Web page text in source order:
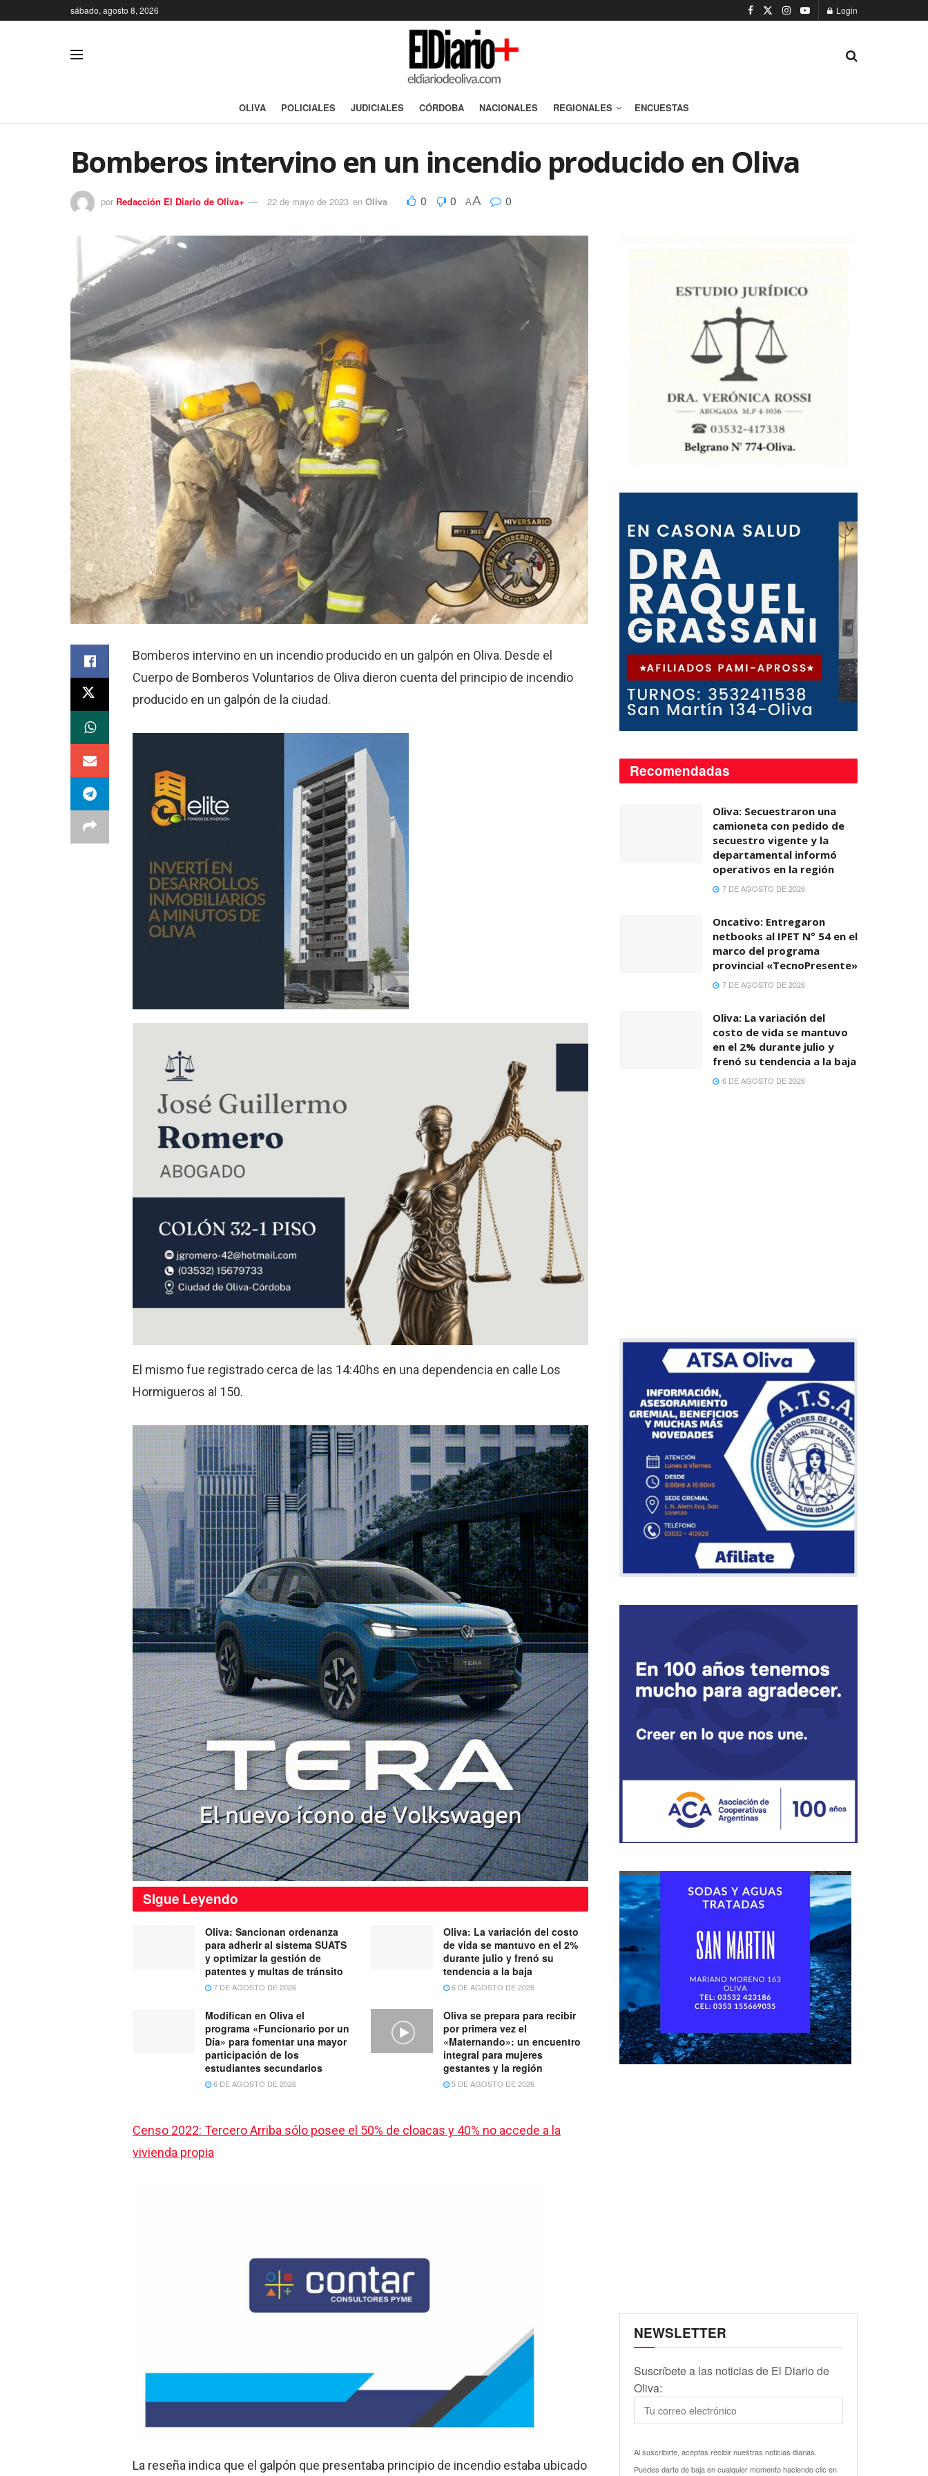
sábado, agosto 8, 2026 Login
OLIVA POLICIALES JUDICIALES CÓRDOBA NACIONALES REGIONALES ENCUESTAS
Bomberos intervino en un incendio producido en Oliva
por Redacción El Diario de Oliva+ 22 de mayo de 2023 en Oliva 0 0 AA 0
Bomberos intervino en un incendio producido en un galpón en Oliva. Desde el
Cuerpo de Bomberos Voluntarios de Oliva dieron cuenta del principio de incendio
producido en un galpón de la ciudad.
El mismo fue registrado cerca de las 14:40hs en una dependencia en calle Los
Hormigueros al 150.
Sigue Leyendo
Oliva: Sancionan ordenanza
para adherir al sistema SUATS
y optimizar la gestión de
patentes y multas de tránsito
7 DE AGOSTO DE 2026
Oliva: La variación del costo
de vida se mantuvo en el 2%
durante julio y frenó su
tendencia a la baja
6 DE AGOSTO DE 2026
Modifican en Oliva el
programa «Funcionario por un
Día» para fomentar una mayor
participación de los
estudiantes secundarios
6 DE AGOSTO DE 2026
Oliva se prepara para recibir
por primera vez el
«Maternando»: un encuentro
integral para mujeres
gestantes y la región
5 DE AGOSTO DE 2026
Censo 2022: Tercero Arriba sólo posee el 50% de cloacas y 40% no accede a la
vivienda propia
La reseña indica que el galpón que presentaba principio de incendio estaba ubicado
Recomendadas
Oliva: Secuestraron una
camioneta con pedido de
secuestro vigente y la
departamental informó
operativos en la región
7 DE AGOSTO DE 2026
Oncativo: Entregaron
netbooks al IPET N° 54 en el
marco del programa
provincial «TecnoPresente»
7 DE AGOSTO DE 2026
Oliva: La variación del
costo de vida se mantuvo
en el 2% durante julio y
frenó su tendencia a la baja
6 DE AGOSTO DE 2026
NEWSLETTER
Suscríbete a las noticias de El Diario de
Oliva:
Al suscribirte, aceptas recibir nuestras noticias diarias.
Puedes darte de baja en cualquier momento haciendo clic en